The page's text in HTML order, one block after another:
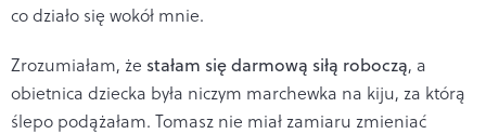
co działo się wokół mnie.
Zrozumiałam, że stałam się darmową siłą roboczą, a
obietnica dziecka była niczym marchewka na kiju, za którą
ślepo podążałam. Tomasz nie miał zamiaru zmieniać